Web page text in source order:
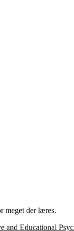
meget der læres.
and Educational